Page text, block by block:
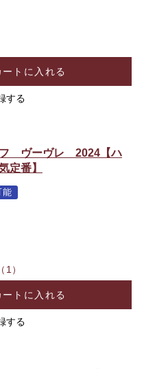
ートに入れる
する
フ ヴーヴレ 2024【ハ
定番】
能
（1）
ートに入れる
する